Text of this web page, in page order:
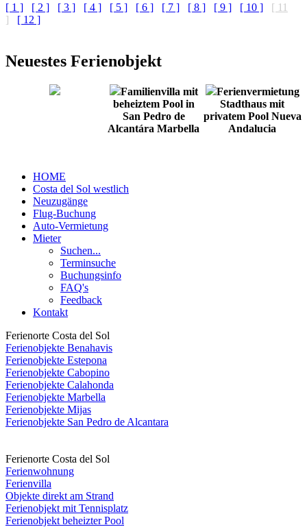
[ 1 ]
[ 2 ] [ 3 ] [ 4 ] [ 5 ] [ 6 ] [ 7 ] [ 8 ] [ 9 ] [ 10 ]
[ 11
]
[ 12 ]
Neuestes Ferienobjekt
Familienvilla mit
beheiztem Pool in
San Pedro de
Alcantára Marbella
Ferienvermietung
Stadthaus mit
privatem Pool Nueva
Andalucia
HOME
Costa del Sol westlich
Neuzugänge
Flug-Buchung
Auto-Vermietung
Mieter
Suchen...
Terminsuche
Buchungsinfo
FAQ's
Feedback
Kontakt
Ferienorte Costa del Sol
Ferienobjekte Benahavis
Ferienobjekte Estepona
Ferienobjekte Cabopino
Ferienobjekte Calahonda
Ferienobjekte Marbella
Ferienobjekte Mijas
Ferienobjekte San Pedro de Alcantara
Ferienorte Costa del Sol
Ferienwohnung
Ferienvilla
Objekte direkt am Strand
Ferienobjekt mit Tennisplatz
Ferienobjekt beheizter Pool